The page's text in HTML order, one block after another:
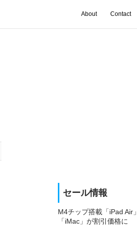
About Contact
セール情報
M4チップ搭載「iPad Air」
「iMac」が割引価格に